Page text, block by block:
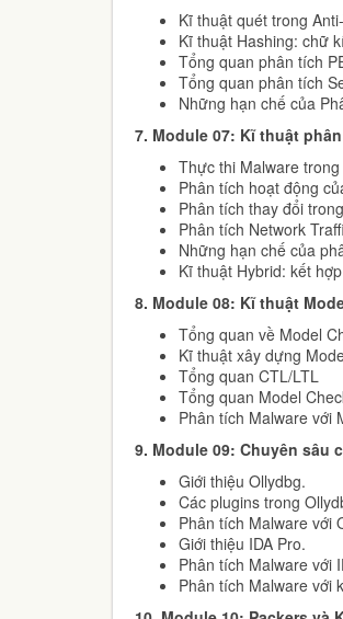
Kĩ thuật quét trong
Kĩ thuật Hashing: chữ
Tổng quan phân tích
Tổng quan phân tích
Những hạn chế của
7. Module 07: Kĩ thuật
Thực thi Malware
Phân tích hoạt động
Phân tích thay đổi
Phân tích Network
Những hạn chế của
Kĩ thuật Hybrid: kết
8. Module 08: Kĩ thuật
Tổng quan về Model
Kĩ thuật xây dựng
Tổng quan CTL/LTL
Tổng quan Model
Phân tích Malware với
9. Module 09: Chuyên sâu
Giới thiệu Ollydbg.
Các plugins trong
Phân tích Malware với
Giới thiệu IDA Pro.
Phân tích Malware với
Phân tích Malware với